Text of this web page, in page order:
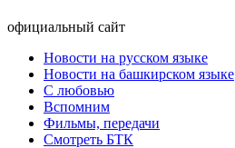
официальный сайт
Новости на русском языке
Новости на башкирском языке
С любовью
Вспомним
Фильмы, передачи
Смотреть БТК